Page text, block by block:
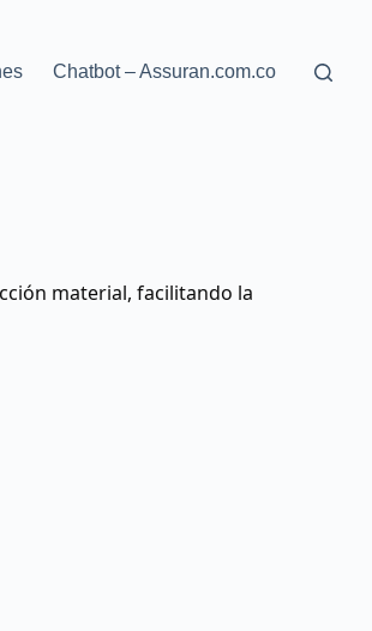
Chatbot – Assuran.com.co
material, facilitando la